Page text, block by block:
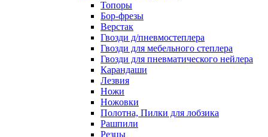
Топоры
Бор-фрезы
Верстак
Гвозди д/пневмостеплера
Гвозди для мебельного степлера
Гвозди для пневматического нейлера
Карандаши
Лезвия
Ножи
Ножовки
Полотна, Пилки для лобзика
Рашпили
Резцы